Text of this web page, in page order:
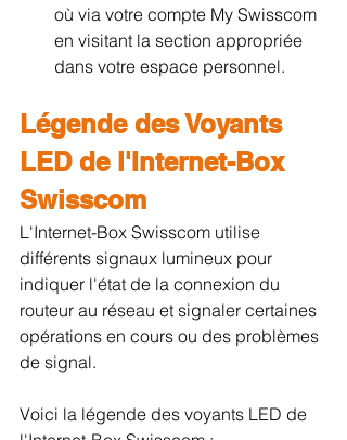
où via votre compte My Swisscom
en visitant la section appropriée
dans votre espace personnel.
Légende des Voyants
LED de l'Internet-Box
Swisscom
L'Internet-Box Swisscom utilise
différents signaux lumineux pour
indiquer l'état de la connexion du
routeur au réseau et signaler certaines
opérations en cours ou des problèmes
de signal.
Voici la légende des voyants LED de